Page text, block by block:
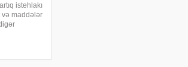
istehlakı
və maddələr
-